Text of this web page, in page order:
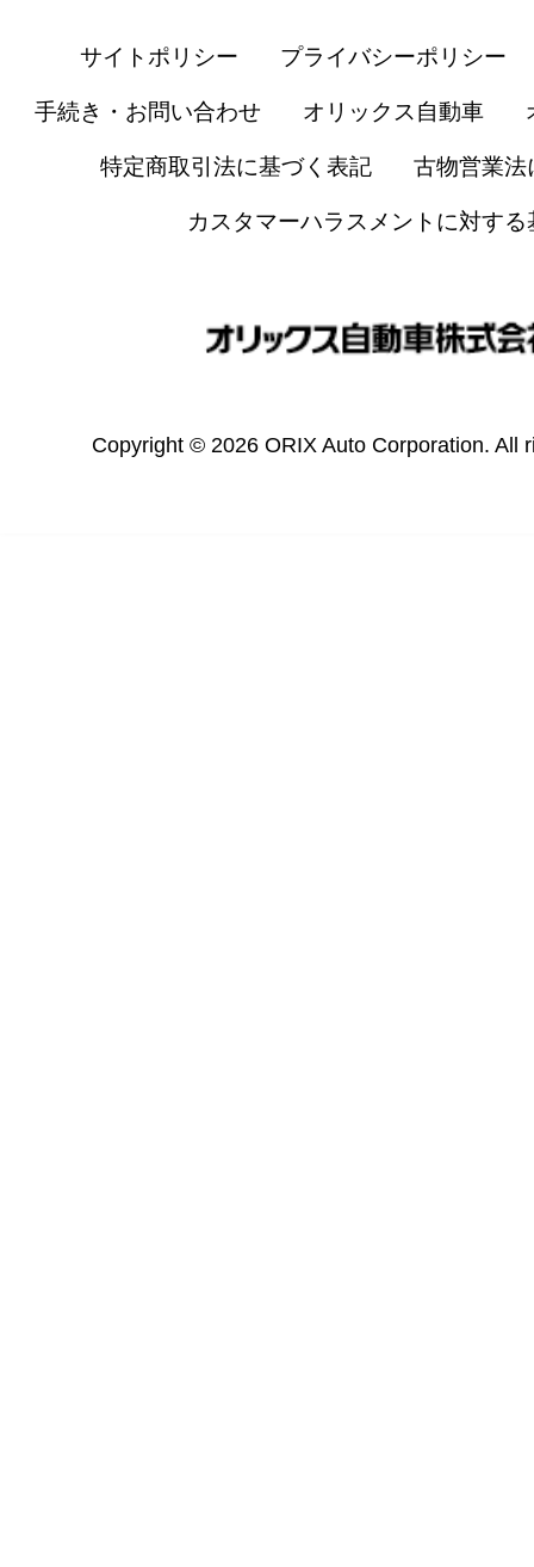
サイトポリシー プライバシーポリシー
手続き・お問い合わせ オリックス自動車
特定商取引法に基づく表記 古物営業法
カスタマーハラスメントに対する
Copyright © 2026 ORIX Auto Corporation. All